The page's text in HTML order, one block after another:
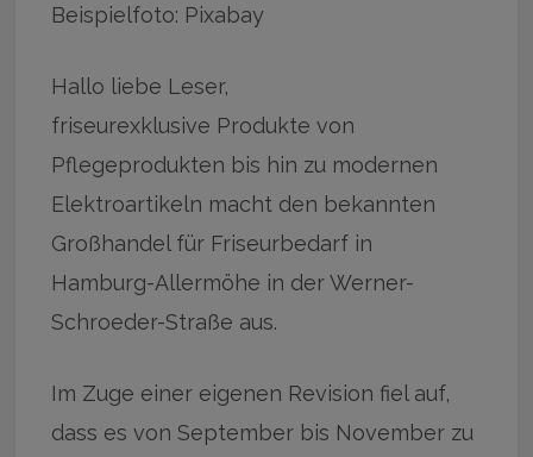
Beispielfoto: Pixabay
Hallo liebe Leser,
friseurexklusive Produkte von
Pflegeprodukten bis hin zu modernen
Elektroartikeln macht den bekannten
Großhandel für Friseurbedarf in
Hamburg-Allermöhe in der Werner-
Schroeder-Straße aus.
Im Zuge einer eigenen Revision fiel auf,
dass es von September bis November zu